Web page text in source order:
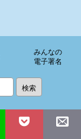
みんなの
電子署名